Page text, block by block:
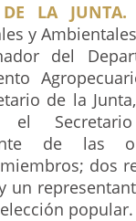
LA JUNTA.
y
del
de la
el
de las
dos
un
popular.